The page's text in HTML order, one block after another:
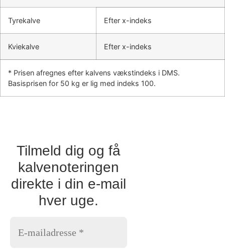
Tyrekalve Efter x-indeks
Kviekalve Efter x-indeks
* Prisen afregnes efter kalvens vækstindeks i DMS.
Basisprisen for 50 kg er lig med indeks 100.
Tilmeld dig og få
kalvenoteringen
direkte i din e-mail
hver uge.